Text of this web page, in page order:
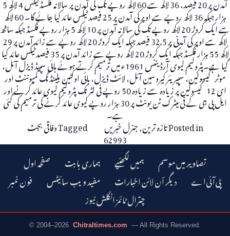
ہزار جبکہ 36 لاکھ روپے سے اوپر کی آمدن پر 25 فیصد ٹیکس عائد کیا جائے گا۔ 60 لاکھ
سے ایک کروڑ 20 لاکھ روپے تک کی سالانہ آمدن پر 10 لاکھ 5 ہزار روپے فکسڈ جبکہ ساٹھ
لاکھ سے اوپر کی آمدنی پر 32.5 فیصد جبکہ ایک کروڑ 20 لاکھ روپے سے زائد آمدن پر 29
لاکھ 55 ہزار فکسڈ جبکہ ایک کروڑ 20 لاکھ روپے سے زائد آمدن پر 35 فیصد ٹیکس عائد کیا
گیا ہے۔پٹرولیم لیوی آرڈیننس 1961ء میں ترمیم کرتے ہوئے ہائی سپیڈ ڈیزل آئل،
موٹر گیسولین، سپیریئر کیروسین آئل، لائٹ ڈیزل، ہائی اوکٹین بلینڈنگ کمپوننٹ اور
ای 12 گیسولین پر زیادہ سے زیادہ 50 روپے فی لٹر تک پٹرولیم لیوی عائد کرنے اور
ایل پی جی کے فی میٹرک ٹن یونٹ پر 30 ہزار روپے لیوی عائد کرنے کی ترمیم کی گئی
ہے۔
Posted inتازہ ترین,جنرل خبریں Taggedوفاقی بجٹ
62993
صفحہ اول ہماری بابت ہمیں لکھئیے
تصاویر میں موسم
فون نمبر
مفید ویب سائیٹس دیگر اؔن لائن اخبارات
چترال ٹائمز انگلش نیوز
© 2004–2026 Chitraltimes.com — All Rights Reserved.